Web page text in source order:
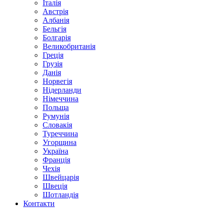
Італія
Австрія
Албанія
Бельгія
Болгарія
Великобританія
Греція
Грузія
Данія
Норвегія
Нідерланди
Німеччина
Польща
Румунія
Словакія
Туреччина
Угорщина
Україна
Франція
Чехія
Швейцарія
Швеція
Шотландія
Контакти